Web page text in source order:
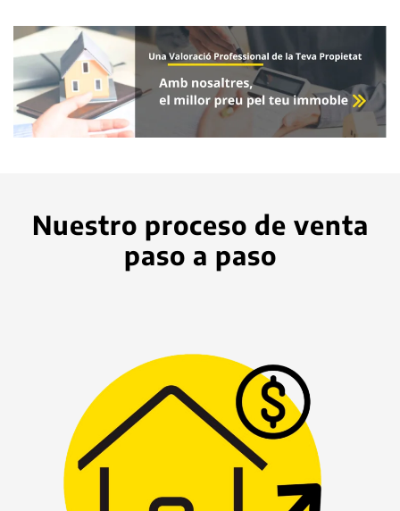
Nuestro proceso de venta
paso a paso